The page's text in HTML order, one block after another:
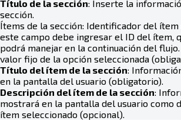
Título de la sección: Inserte la
sección.
Ítems de la sección: Identificador del ítem
este campo debe ingresar el ID del ítem,
podrá manejar en la continuación del
valor fijo de la opción seleccionada
Título del ítem de la sección:
en la pantalla del usuario (obligatorio).
Descripción del ítem de la sección:
mostrará en la pantalla del usuario como
ítem seleccionado (opcional).